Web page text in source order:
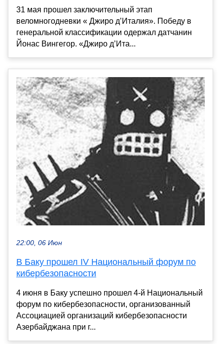
31 мая прошел заключительный этап
веломногодневки « Джиро д’Италия». Победу в
генеральной классификации одержал датчанин
Йонас Вингегор. «Джиро д’Ита...
22:00, 06 Июн
В Баку прошел IV Национальный форум по
кибербезопасности
4 июня в Баку успешно прошел 4-й Национальный
форум по кибербезопасности, организованный
Ассоциацией организаций кибербезопасности
Азербайджана при г...